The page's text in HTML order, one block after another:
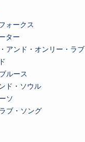
ォークス
ター
アンド・オンリー・ラブ
ルース
ド・ソウル
ソ
ブ・ソング